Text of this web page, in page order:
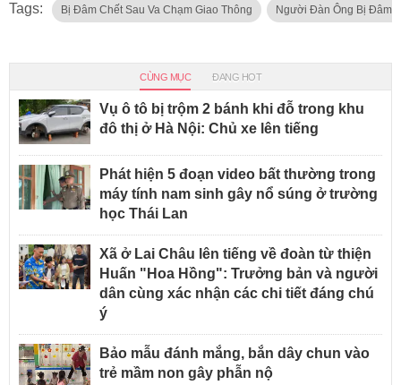
Tags: Bị Đâm Chết Sau Va Chạm Giao Thông Người Đàn Ông Bị Đâm
CÙNG MỤC ĐANG HOT
Vụ ô tô bị trộm 2 bánh khi đỗ trong khu
đô thị ở Hà Nội: Chủ xe lên tiếng
Phát hiện 5 đoạn video bất thường trong
máy tính nam sinh gây nổ súng ở trường
học Thái Lan
Xã ở Lai Châu lên tiếng về đoàn từ thiện
Huấn "Hoa Hồng": Trưởng bản và người
dân cùng xác nhận các chi tiết đáng chú
ý
Bảo mẫu đánh mắng, bắn dây chun vào
trẻ mầm non gây phẫn nộ